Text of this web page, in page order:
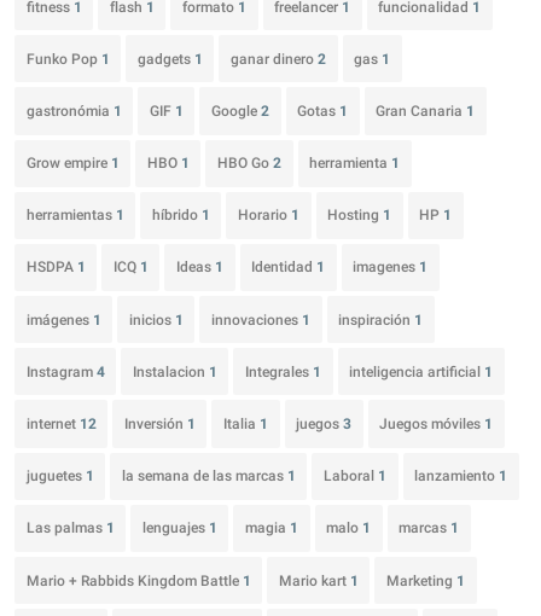
fitness 1 flash 1 formato 1 freelancer 1 funcionalidad 1
Funko Pop 1 gadgets 1 ganar dinero 2 gas 1
gastronómia 1 GIF 1 Google 2 Gotas 1 Gran Canaria 1
Grow empire 1 HBO 1 HBO Go 2 herramienta 1
herramientas 1 híbrido 1 Horario 1 Hosting 1 HP 1
HSDPA 1 ICQ 1 Ideas 1 Identidad 1 imagenes 1
imágenes 1 inicios 1 innovaciones 1 inspiración 1
Instagram 4 Instalacion 1 Integrales 1 inteligencia artificial 1
internet 12 Inversión 1 Italia 1 juegos3 Juegos móviles 1
juguetes 1 la semana de las marcas 1 Laboral 1 lanzamiento 1
Las palmas 1 lenguajes 1 magia 1 malo 1 marcas 1
Mario + Rabbids Kingdom Battle 1 Mario kart 1 Marketing 1